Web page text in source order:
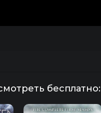
бесплатно: